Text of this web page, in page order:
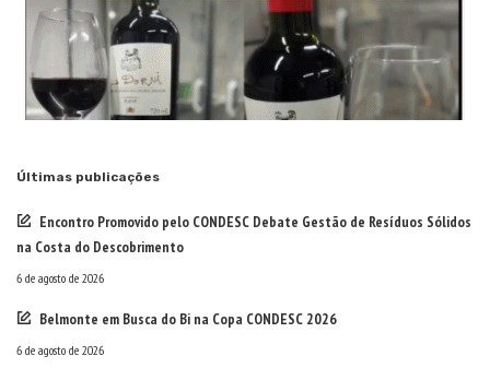
Últimas publicações
Encontro Promovido pelo CONDESC Debate Gestão de Resíduos Sólidos
na Costa do Descobrimento
6 de agosto de 2026
Belmonte em Busca do Bi na Copa CONDESC 2026
6 de agosto de 2026